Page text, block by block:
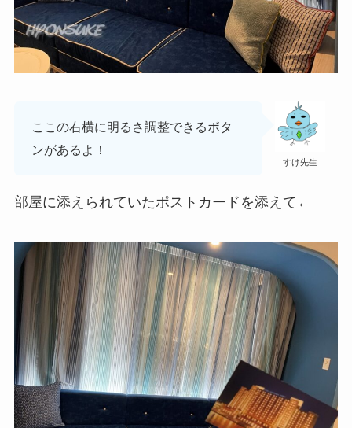
すけ先生
ここの右横に明るさ調整できるボタ
ンがあるよ！
部屋に添えられていたポストカードを添えて←